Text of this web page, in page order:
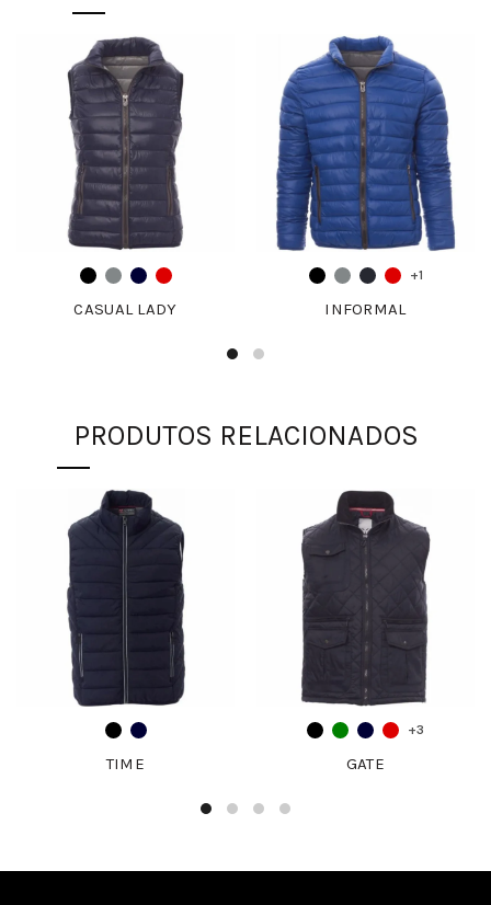
CASUAL LADY
+1
INFORMAL
PRODUTOS RELACIONADOS
TIME
+3
GATE